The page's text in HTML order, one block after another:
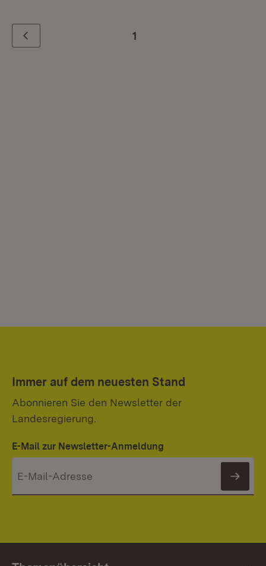
Zurück 1
Immer auf dem neuesten Stand
Abonnieren Sie den Newsletter der
Landesregierung.
E-Mail zur Newsletter-Anmeldung